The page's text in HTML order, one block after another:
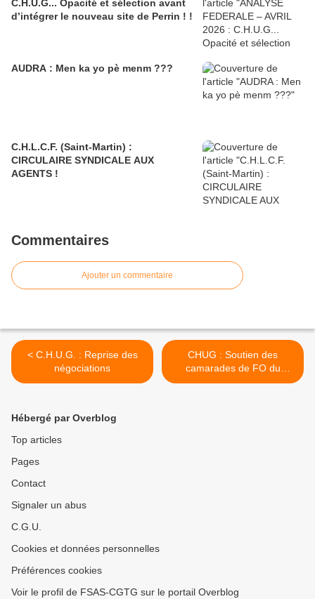
C.H.U.G... Opacité et sélection avant
d’intégrer le nouveau site de Perrin ! !
AUDRA : Men ka yo pè menm ???
C.H.L.C.F. (Saint-Martin) :
CIRCULAIRE SYNDICALE AUX
AGENTS !
Commentaires
Ajouter un commentaire
< C.H.U.G. : Reprise des
négociations
CHUG : Soutien des
camarades de FO du
Rhones >
Hébergé par Overblog
Top articles
Pages
Contact
Signaler un abus
C.G.U.
Cookies et données personnelles
Préférences cookies
Voir le profil de FSAS-CGTG sur le portail Overblog